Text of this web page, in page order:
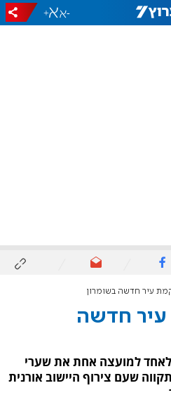
-
+
עיר חדשה בשומרון
עיר חדשה
למועצה אחת את שערי
שעם צירוף היישוב אורנית